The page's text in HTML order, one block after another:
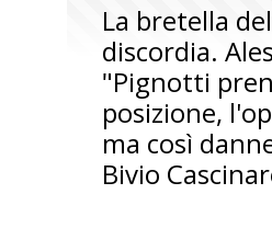
La bretella
discordia.
"Pignotti
posizione,
ma così
Bivio